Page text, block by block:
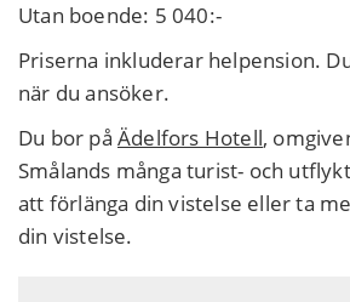
Utan boende: 5 040:-
Priserna inkluderar helpension.
när du ansöker.
Du bor på Ädelfors Hotell,
Smålands många turist- och
att förlänga din vistelse eller ta
din vistelse.